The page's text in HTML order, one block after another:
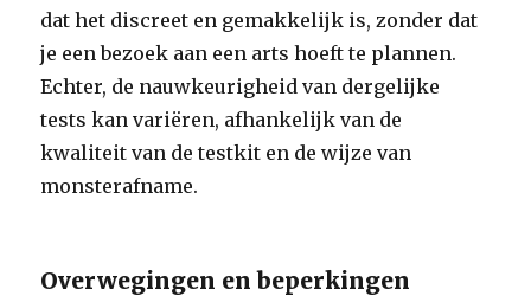
dat het discreet en gemakkelijk is, zonder dat
je een bezoek aan een arts hoeft te plannen.
Echter, de nauwkeurigheid van dergelijke
tests kan variëren, afhankelijk van de
kwaliteit van de testkit en de wijze van
monsterafname.
Overwegingen en beperkingen